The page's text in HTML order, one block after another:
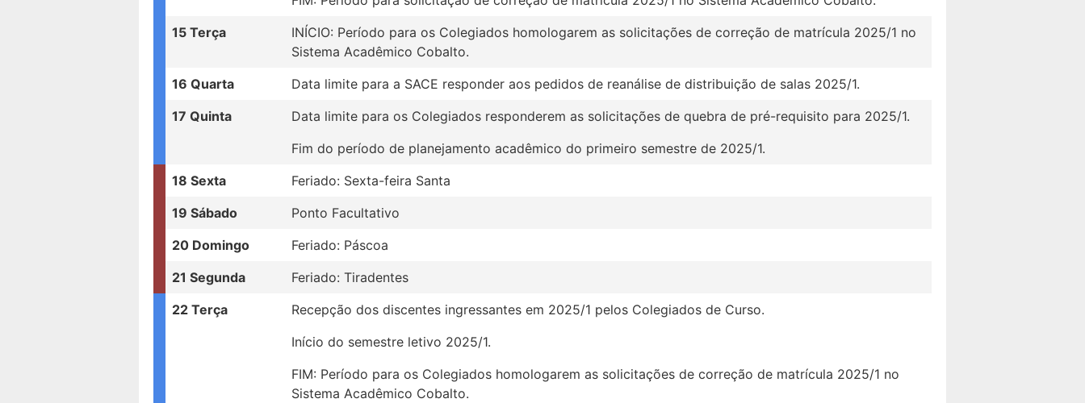
15 Terça
INÍCIO: Período para os Colegiados homologarem as solicitações de correção de matrícula 2025/1 no
Sistema Acadêmico Cobalto.
16 Quarta
Data limite para a SACE responder aos pedidos de reanálise de distribuição de salas 2025/1.
17 Quinta
Data limite para os Colegiados responderem as solicitações de quebra de pré-requisito para 2025/1.
Fim do período de planejamento acadêmico do primeiro semestre de 2025/1.
18 Sexta
Feriado: Sexta-feira Santa
19 Sábado
Ponto Facultativo
20 Domingo
Feriado: Páscoa
21 Segunda
Feriado: Tiradentes
22 Terça
Recepção dos discentes ingressantes em 2025/1 pelos Colegiados de Curso.
Início do semestre letivo 2025/1.
FIM: Período para os Colegiados homologarem as solicitações de correção de matrícula 2025/1 no
Sistema Acadêmico Cobalto.